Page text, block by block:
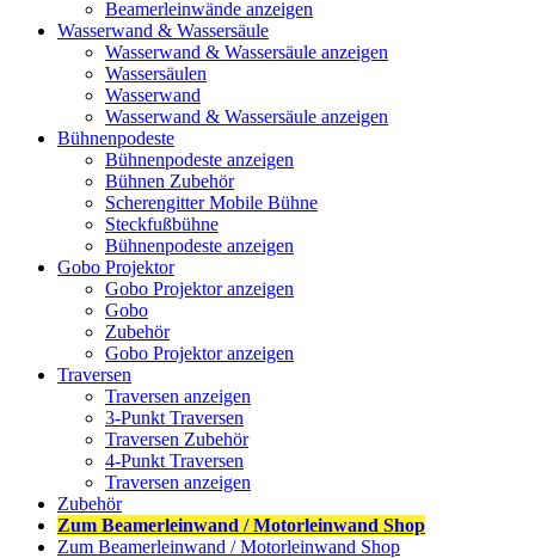
Beamerleinwände anzeigen
Wasserwand & Wassersäule
Wasserwand & Wassersäule anzeigen
Wassersäulen
Wasserwand
Wasserwand & Wassersäule anzeigen
Bühnenpodeste
Bühnenpodeste anzeigen
Bühnen Zubehör
Scherengitter Mobile Bühne
Steckfußbühne
Bühnenpodeste anzeigen
Gobo Projektor
Gobo Projektor anzeigen
Gobo
Zubehör
Gobo Projektor anzeigen
Traversen
Traversen anzeigen
3-Punkt Traversen
Traversen Zubehör
4-Punkt Traversen
Traversen anzeigen
Zubehör
Zum Beamerleinwand / Motorleinwand Shop
Zum Beamerleinwand / Motorleinwand Shop